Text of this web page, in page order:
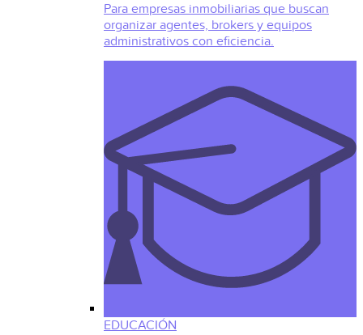
Para empresas inmobiliarias que buscan
organizar agentes, brokers y equipos
administrativos con eficiencia.
EDUCACIÓN